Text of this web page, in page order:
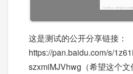
这是测试的公开分享链接：
https://pan.baidu.com/s/
szxmiMJVhwg（希望这个